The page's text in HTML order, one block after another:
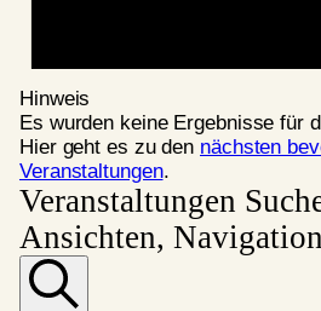
Hinweis
Es wurden keine Ergebnisse für
Hier geht es zu den nächsten
Veranstaltungen.
Veranstaltungen
Ansichten, Navigation